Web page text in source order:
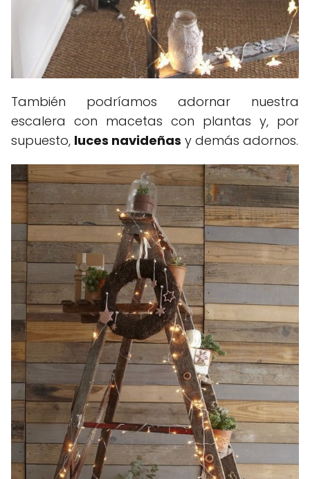
También podríamos adornar nuestra
escalera con macetas con plantas y, por
supuesto, luces navideñas y demás adornos.